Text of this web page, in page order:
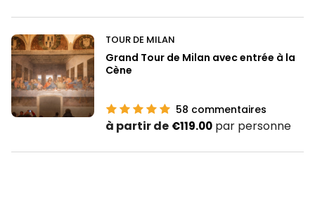
TOUR DE MILAN
Grand Tour de Milan avec entrée à la
Cène
58 commentaires
à partir de €119.00 par personne